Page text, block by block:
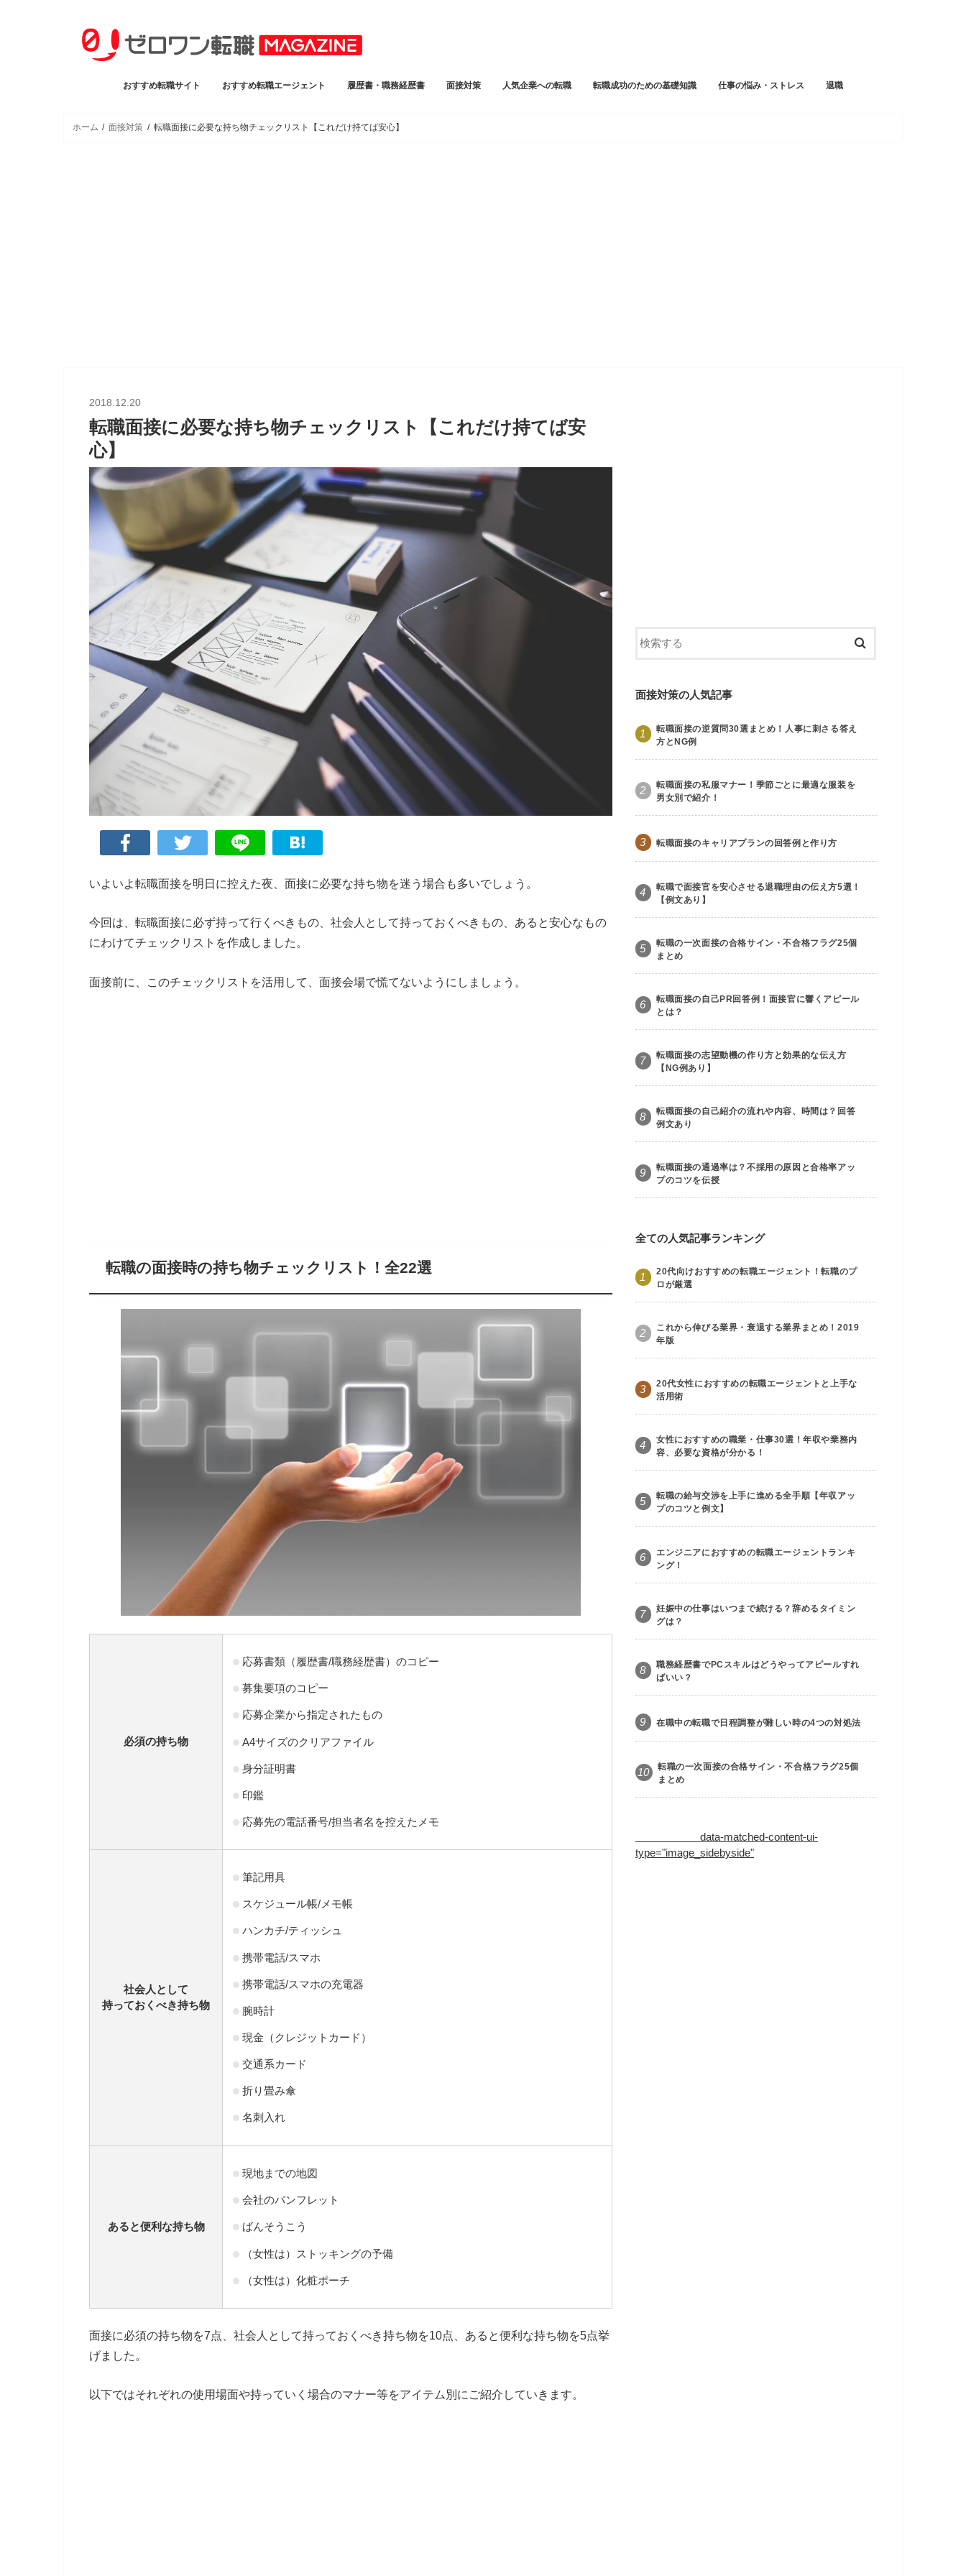
おすすめ転職サイト おすすめ転職エージェント 履歴書・職務経歴書 面接対策 人気企業への転職 転職成功のための基礎知識 仕事の悩み・ストレス 退職
ホーム 面接対策 転職面接に必要な持ち物チェックリスト【これだけ持てば安心】
2018.12.20
転職面接に必要な持ち物チェックリスト【これだけ持てば安
心】
いよいよ転職面接を明日に控えた夜、面接に必要な持ち物を迷う場合も多いでしょう。
今回は、転職面接に必ず持って行くべきもの、社会人として持っておくべきもの、あると安心なもの
にわけてチェックリストを作成しました。
面接前に、このチェックリストを活用して、面接会場で慌てないようにしましょう。
転職の面接時の持ち物チェックリスト！全22選
必須の持ち物
応募書類（履歴書/職務経歴書）のコピー
募集要項のコピー
応募企業から指定されたもの
A4サイズのクリアファイル
身分証明書
印鑑
応募先の電話番号/担当者名を控えたメモ
社会人として
持っておくべき持ち物
筆記用具
スケジュール帳/メモ帳
ハンカチ/ティッシュ
携帯電話/スマホ
携帯電話/スマホの充電器
腕時計
現金（クレジットカード）
交通系カード
折り畳み傘
名刺入れ
あると便利な持ち物
現地までの地図
会社のパンフレット
ばんそうこう
（女性は）ストッキングの予備
（女性は）化粧ポーチ
面接に必須の持ち物を7点、社会人として持っておくべき持ち物を10点、あると便利な持ち物を5点挙
げました。
以下ではそれぞれの使用場面や持っていく場合のマナー等をアイテム別にご紹介していきます。
面接対策の人気記事
1
転職面接の逆質問30選まとめ！人事に刺さる答え
方とNG例
2
転職面接の私服マナー！季節ごとに最適な服装を
男女別で紹介！
3 転職面接のキャリアプランの回答例と作り方
4
転職で面接官を安心させる退職理由の伝え方5選！
【例文あり】
5
転職の一次面接の合格サイン・不合格フラグ25個
まとめ
6
転職面接の自己PR回答例！面接官に響くアピール
とは？
7
転職面接の志望動機の作り方と効果的な伝え方
【NG例あり】
8
転職面接の自己紹介の流れや内容、時間は？回答
例文あり
9
転職面接の通過率は？不採用の原因と合格率アッ
プのコツを伝授
全ての人気記事ランキング
1
20代向けおすすめの転職エージェント！転職のプ
ロが厳選
2
これから伸びる業界・衰退する業界まとめ！2019
年版
3
20代女性におすすめの転職エージェントと上手な
活用術
4
女性におすすめの職業・仕事30選！年収や業務内
容、必要な資格が分かる！
5
転職の給与交渉を上手に進める全手順【年収アッ
プのコツと例文】
6
エンジニアにおすすめの転職エージェントランキ
ング！
7
妊娠中の仕事はいつまで続ける？辞めるタイミン
グは？
8
職務経歴書でPCスキルはどうやってアピールすれ
ばいい？
9 在職中の転職で日程調整が難しい時の4つの対処法
10
転職の一次面接の合格サイン・不合格フラグ25個
まとめ
data-matched-content-ui-
type="image_sidebyside"